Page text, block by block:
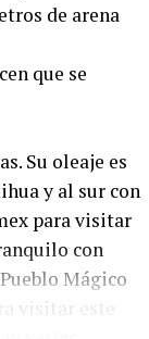
de arena
que se
Su oleaje es
y al sur con
para visitar
con
Mágico
visitar este